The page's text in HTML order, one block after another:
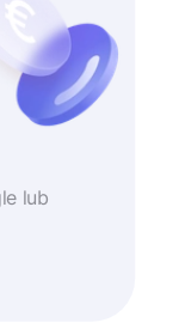
lub